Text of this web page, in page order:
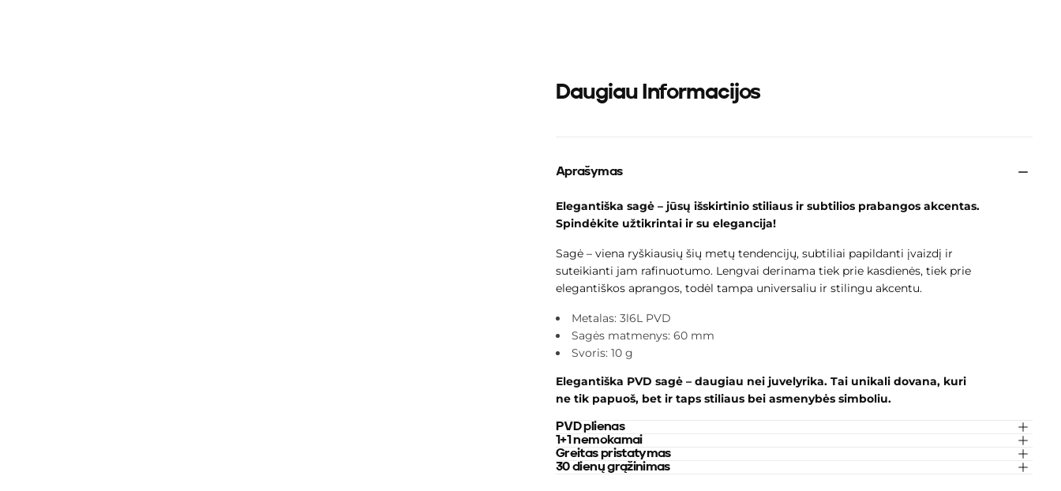
Daugiau Informacijos
Aprašymas
Elegantiška sagė – jūsų išskirtinio stiliaus ir subtilios prabangos akcentas.
Spindėkite užtikrintai ir su elegancija!
Sagė – viena ryškiausių šių metų tendencijų, subtiliai papildanti įvaizdį ir
suteikianti jam rafinuotumo. Lengvai derinama tiek prie kasdienės, tiek prie
elegantiškos aprangos, todėl tampa universaliu ir stilingu akcentu.
Metalas: 3l6L PVD
Sagės matmenys: 60 mm
Svoris: 10 g
Elegantiška PVD sagė – daugiau nei juvelyrika. Tai unikali dovana, kuri
ne tik papuoš, bet ir taps stiliaus bei asmenybės simboliu.
PVD plienas
1+1 nemokamai
Greitas pristatymas
30 dienų grąžinimas
Greitas krepšelis šiuo
metu tuščias
Dar nepasirinkta jokia prekė.